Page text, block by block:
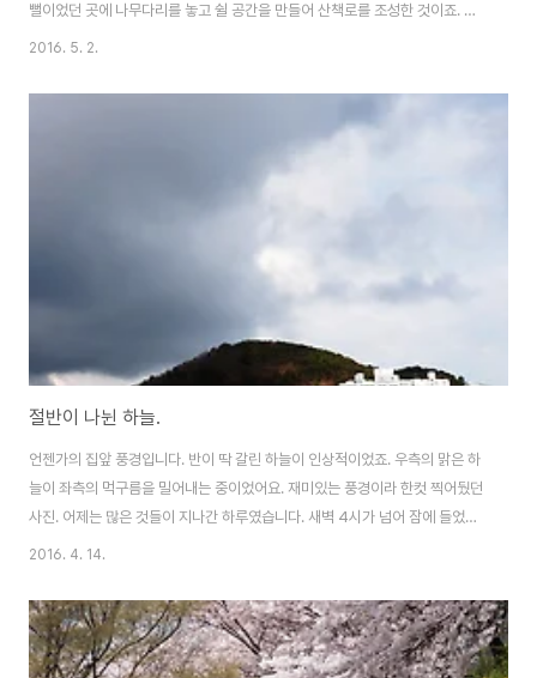
뻘이었던 곳에 나무다리를 놓고 쉴 공간을 만들어 산책로를 조성한 것이죠. 작
년에 열심히 공사해서.. 길이 오픈된건 몇달 되었는데.. 얼마전에 밤에 불이 들
진 길이고, 사람들이 계속 왕래하기 때문에.. 솔직히 장노출로 사진 찍기 쉽진
않은 장소죠. 중간중간 이런 전망대? 도 존재합니다. 앉아 쉴수도 있고.. 낮에는
바다를 찬찬히 바라볼 수 있죠. 단지 밤에는 정말 칠흙같은 어둠이라.. 아무것도
안보인다는 것. 광안리의 야경은 광안대교라는 큰 등불이 버텨주기 때문에 있..
2016. 5. 2.
절반이 나뉜 하늘.
언젠가의 집앞 풍경입니다. 반이 딱 갈린 하늘이 인상적이었죠. 우측의 맑은 하
늘이 좌측의 먹구름을 밀어내는 중이었어요. 재미있는 풍경이라 한컷 찍어뒀던
사진. 어제는 많은 것들이 지나간 하루였습니다. 새벽 4시가 넘어 잠에 들었네
요. 좋은 점도, 나쁜 점도 있겠지만.. 발걸음을 떼는데는 성공한 것 같습니다. 앞
2016. 4. 14.